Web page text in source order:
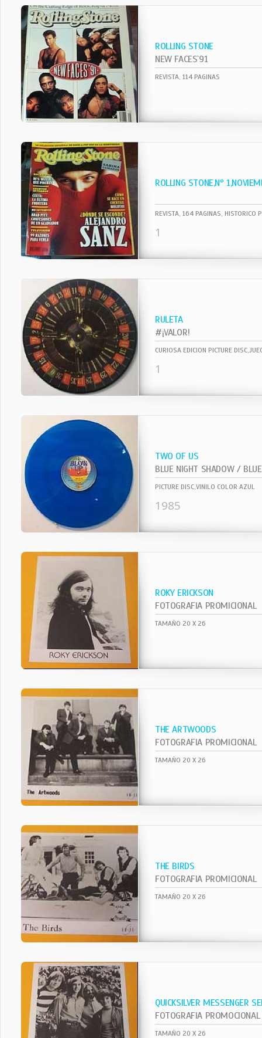
ROLLING STONE
NEW FACES`91
REVISTA, 114 PAGINAS
ROLLING STONE,Nº
REVISTA, 164 PAGINAS, HISTORICO
1
RULETA
#¡VALOR!
CURIOSA EDICION PICTURE
1
TWO OF US
BLUE NIGHT SHADOW /
PICTURE DISC,VINILO COLOR AZUL
1985
ROKY ERICKSON
FOTOGRAFIA PROMICIONAL
TAMAÑO 20 X 26
THE ARTWOODS
FOTOGRAFIA PROMICIONAL
TAMAÑO 20 X 26
THE BIRDS
FOTOGRAFIA PROMICIONAL
TAMAÑO 20 X 26
QUICKSILVER MESSENGER
FOTOGRAFIA PROMOCIONAL
TAMAÑO 20 X 26